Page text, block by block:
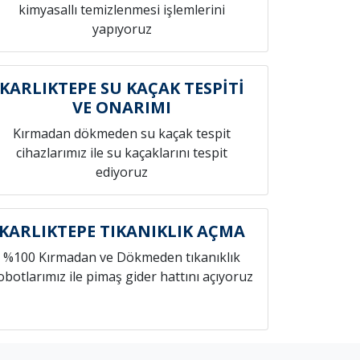
kimyasallı temizlenmesi işlemlerini
yapıyoruz
KARLIKTEPE SU KAÇAK TESPİTİ
VE ONARIMI
Kırmadan dökmeden su kaçak tespit
cihazlarımız ile su kaçaklarını tespit
ediyoruz
TIKANIKLIK AÇMA
%100 Kırmadan ve Dökmeden tıkanıklık
ile pimaş gider hattını açıyoruz